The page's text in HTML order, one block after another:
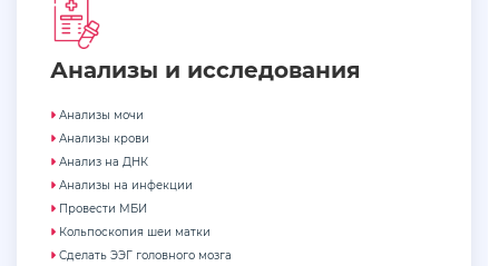
Анализы и исследования
Анализы мочи
Анализы крови
Анализ на ДНК
Анализы на инфекции
Провести МБИ
Кольпоскопия шеи матки
Сделать ЭЭГ головного мозга